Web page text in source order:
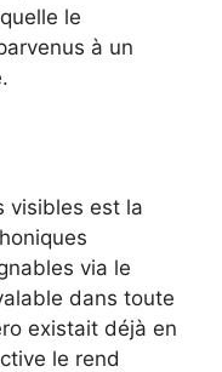
le
à un
visibles est la
via le
dans toute
existait déjà en
le rend